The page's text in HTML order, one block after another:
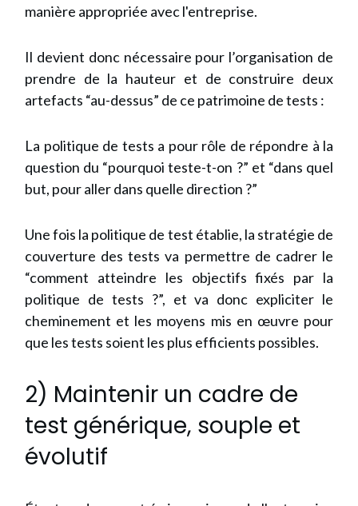
manière appropriée avec l'entreprise.
Il devient donc nécessaire pour l’organisation de
prendre de la hauteur et de construire deux
artefacts “au-dessus” de ce patrimoine de tests :
La politique de tests a pour rôle de répondre à la
question du “pourquoi teste-t-on ?” et “dans quel
but, pour aller dans quelle direction ?”
Une fois la politique de test établie, la stratégie de
couverture des tests va permettre de cadrer le
“comment atteindre les objectifs fixés par la
politique de tests ?”, et va donc expliciter le
cheminement et les moyens mis en œuvre pour
que les tests soient les plus efficients possibles.
2) Maintenir un cadre de
test générique, souple et
évolutif